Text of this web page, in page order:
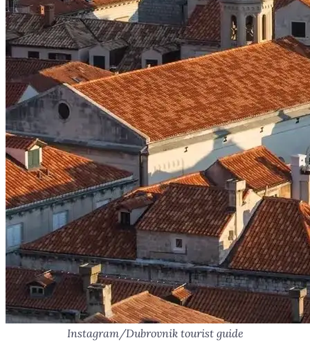
Instagram/Dubrovnik tourist guide